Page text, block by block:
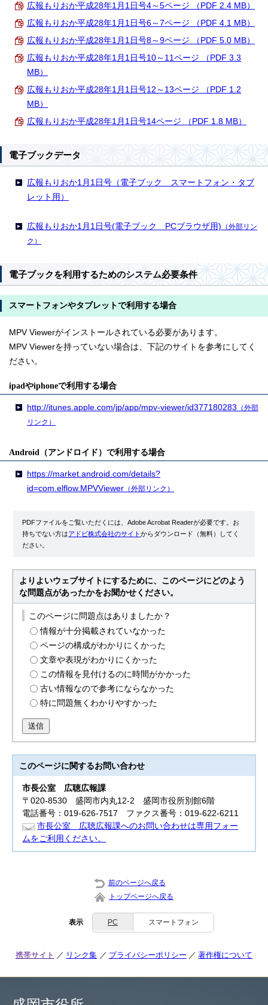
広報もりおか平成28年1月1日号4～5ページ （PDF 2.4 MB）
広報もりおか平成28年1月1日号6～7ページ （PDF 4.1 MB）
広報もりおか平成28年1月1日号8～9ページ （PDF 5.0 MB）
広報もりおか平成28年1月1日号10～11ページ （PDF 3.3
MB）
広報もりおか平成28年1月1日号12～13ページ （PDF 1.2
MB）
広報もりおか平成28年1月1日号14ページ （PDF 1.8 MB）
電子ブックデータ
広報もりおか1月1日号（電子ブック スマートフォン・タブ
レット用）
広報もりおか1月1日号(電子ブック PCブラウザ用) （外部リン
ク）
電子ブックを利用するためのシステム必要条件
スマートフォンやタブレットで利用する場合
MPV Viewerがインストールされている必要があります。
MPV Viewerを持っていない場合は、下記のサイトを参考にしてく
ださい。
ipadやiphoneで利用する場合
http://itunes.apple.com/jp/app/mpv-viewer/id377180283 （外部
リンク）
Android（アンドロイド）で利用する場合
https://market.android.com/details?
id=com.elflow.MPVViewer （外部リンク）
PDFファイルをご覧いただくには、Adobe Acrobat Readerが必要です。お
持ちでない方はアドビ株式会社のサイトからダウンロード（無料）してく
ださい。
よりよいウェブサイトにするために、このページにどのよう
な問題点があったかをお聞かせください。
このページに問題点はありましたか？
情報が十分掲載されていなかった
ページの構成がわかりにくかった
文章や表現がわかりにくかった
この情報を見付けるのに時間がかかった
古い情報なので参考にならなかった
特に問題無くわかりやすかった
送信
このページに関するお問い合わせ
市長公室 広聴広報課
〒020-8530 盛岡市内丸12-2 盛岡市役所別館6階
電話番号：019-626-7517 ファクス番号：019-622-6211
市長公室 広聴広報課へのお問い合わせは専用フォー
ムをご利用ください。
前のページへ戻る
トップページへ戻る
表示 PC スマートフォン
携帯サイト リンク集 プライバシーポリシー 著作権について